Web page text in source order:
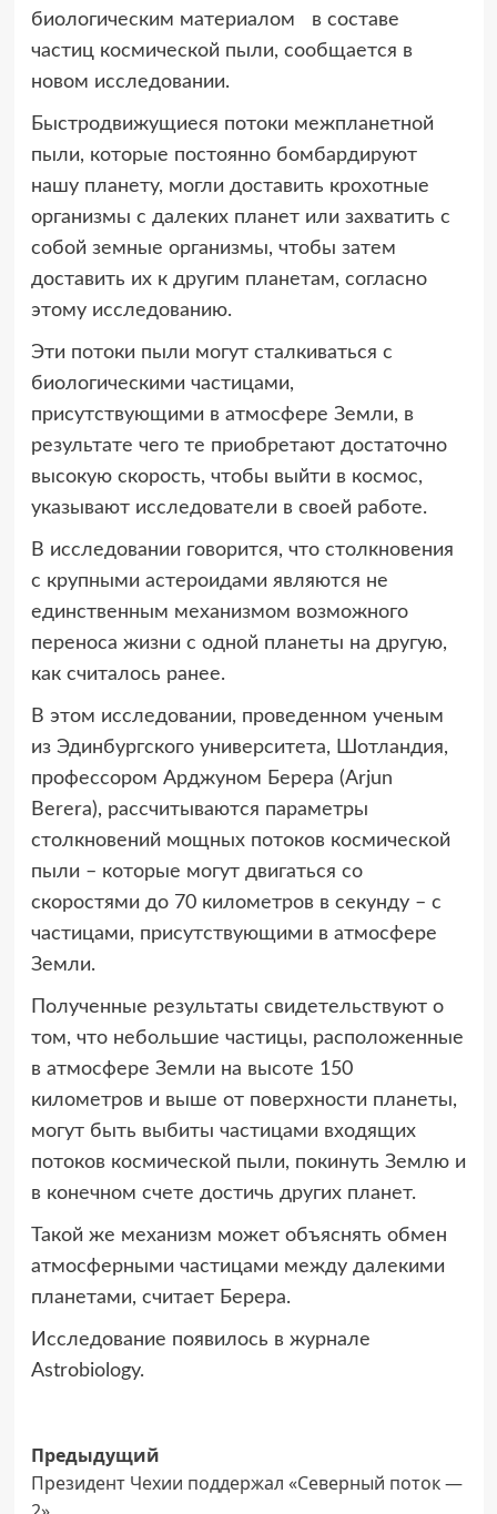
биологическим материалом в составе
частиц космической пыли, сообщается в
новом исследовании.
Быстродвижущиеся потоки межпланетной
пыли, которые постоянно бомбардируют
нашу планету, могли доставить крохотные
организмы с далеких планет или захватить с
собой земные организмы, чтобы затем
доставить их к другим планетам, согласно
этому исследованию.
Эти потоки пыли могут сталкиваться с
биологическими частицами,
присутствующими в атмосфере Земли, в
результате чего те приобретают достаточно
высокую скорость, чтобы выйти в космос,
указывают исследователи в своей работе.
В исследовании говорится, что столкновения
с крупными астероидами являются не
единственным механизмом возможного
переноса жизни с одной планеты на другую,
как считалось ранее.
В этом исследовании, проведенном ученым
из Эдинбургского университета, Шотландия,
профессором Арджуном Берера (Arjun
Berera), рассчитываются параметры
столкновений мощных потоков космической
пыли – которые могут двигаться со
скоростями до 70 километров в секунду – с
частицами, присутствующими в атмосфере
Земли.
Полученные результаты свидетельствуют о
том, что небольшие частицы, расположенные
в атмосфере Земли на высоте 150
километров и выше от поверхности планеты,
могут быть выбиты частицами входящих
потоков космической пыли, покинуть Землю и
в конечном счете достичь других планет.
Такой же механизм может объяснять обмен
атмосферными частицами между далекими
планетами, считает Берера.
Исследование появилось в журнале
Astrobiology.
Навигация
записи
Предыдущий
Президент Чехии поддержал «Северный поток —